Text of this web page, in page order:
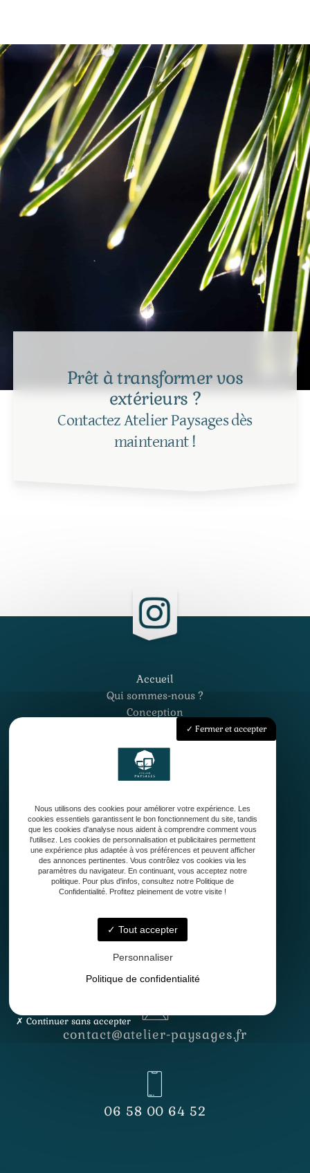
Prêt à transformer vos
extérieurs ?
Contactez Atelier Paysages dès
maintenant !
Accueil
Qui sommes-nous ?
Conception
Entretien de jardin
Contact
33127 Saint-Jean-d'Illac
Lundi - Vendredi
8h30 - 12h30 & 13h30 - 17h
contact@atelier-paysages.fr
06 58 00 64 52
Fermer et accepter
Nous utilisons des cookies pour améliorer votre expérience. Les
cookies essentiels garantissent le bon fonctionnement du site, tandis
que les cookies d'analyse nous aident à comprendre comment vous
l'utilisez. Les cookies de personnalisation et publicitaires permettent
une expérience plus adaptée à vos préférences et peuvent afficher
des annonces pertinentes. Vous contrôlez vos cookies via les
paramètres du navigateur. En continuant, vous acceptez notre
politique. Pour plus d'infos, consultez notre Politique de
Confidentialité. Profitez pleinement de votre visite !
Tout accepter
Personnaliser
Politique de confidentialité
Continuer sans accepter